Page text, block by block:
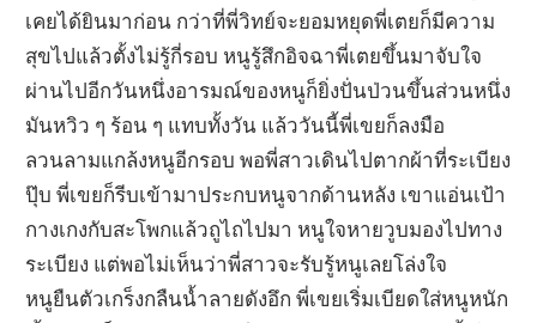
เคยได้ยินมาก่อน กว่าที่พี่วิทย์จะยอมหยุดพี่เตยก็มีความ
สุขไปแล้วตั้งไม่รู้กี่รอบ หนูรู้สึกอิจฉาพี่เตยขึ้นมาจับใจ
ผ่านไปอีกวันหนึ่งอารมณ์ของหนูก็ยิ่งปั่นป่วนขึ้นส่วนหนึ่ง
มันหวิว ๆ ร้อน ๆ แทบทั้งวัน แล้ววันนี้พี่เขยก็ลงมือ
ลวนลามแกล้งหนูอีกรอบ พอพี่สาวเดินไปตากผ้าที่ระเบียง
ปุ๊บ พี่เขยก็รีบเข้ามาประกบหนูจากด้านหลัง เขาแอ่นเป้า
กางเกงกับสะโพกแล้วถูไถไปมา หนูใจหายวูบมองไปทาง
ระเบียง แต่พอไม่เห็นว่าพี่สาวจะรับรู้หนูเลยโล่งใจ
หนูยืนตัวเกร็งกลืนน้ำลายดังอึก พี่เขยเริ่มเบียดใส่หนูหนัก